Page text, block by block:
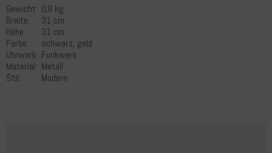
Gewicht: 0,9 kg
Breite:
31 cm
Höhe:
31 cm
Farbe:
schwarz, gold
Uhrwerk: Funkwerk
Material: Metall
Stil:
Modern